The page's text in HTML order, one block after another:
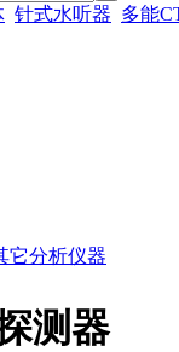
针式水听器 多能
它分析仪器
测器